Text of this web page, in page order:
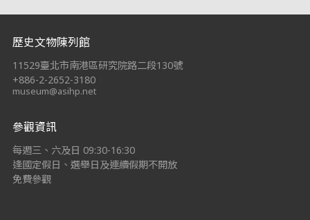
:::
歷史文物陳列館
11529臺北市南港區研究院路二段130號
+886-2-2652-3180
museum@asihp.net
參觀資訊
每週三、六及日 09:30-16:30
逢國定假日、選舉日及連續假期不開放
免費參觀